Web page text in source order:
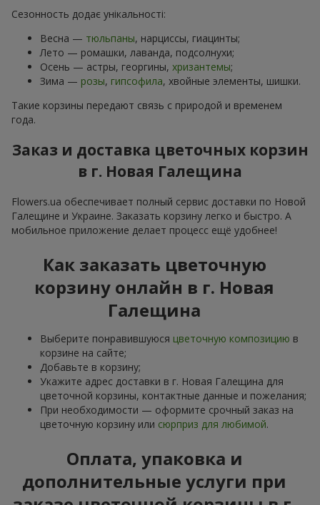
Сезонность додає унікальності:
Весна — тюльпаны, нарциссы, гиацинты;
Лето — ромашки, лаванда, подсолнухи;
Осень — астры, георгины, хризантемы;
Зима — розы, гипсофила, хвойные элементы, шишки.
Такие корзины передают связь с природой и временем
года.
Заказ и доставка цветочных корзин
в г. Новая Галещина
Flowers.ua обеспечивает полный сервис доставки по Новой
Галещине и Украине. Заказать корзину легко и быстро. А
мобильное приложение делает процесс ещё удобнее!
Как заказать цветочную
корзину онлайн в г. Новая
Галещина
Выберите понравившуюся цветочную композицию в
корзине на сайте;
Добавьте в корзину;
Укажите адрес доставки в г. Новая Галещина для
цветочной корзины, контактные данные и пожелания;
При необходимости — оформите срочный заказ на
цветочную корзину или сюрприз для любимой.
Оплата, упаковка и
дополнительные услуги при